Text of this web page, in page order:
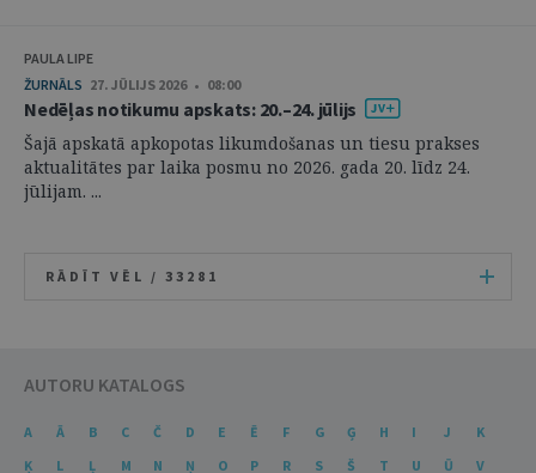
PAULA LIPE
ŽURNĀLS 27. JŪLIJS 2026 • 08:00
Nedēļas notikumu apskats: 20.–24. jūlijs
Šajā apskatā apkopotas likumdošanas un tiesu prakses
aktualitātes par laika posmu no 2026. gada 20. līdz 24.
jūlijam. ...
RĀDĪT VĒL / 33281
AUTORU KATALOGS
A Ā B C Č D E Ē F G Ģ H I J
K
Ķ
L Ļ M N Ņ O P R S Š T U Ū
V